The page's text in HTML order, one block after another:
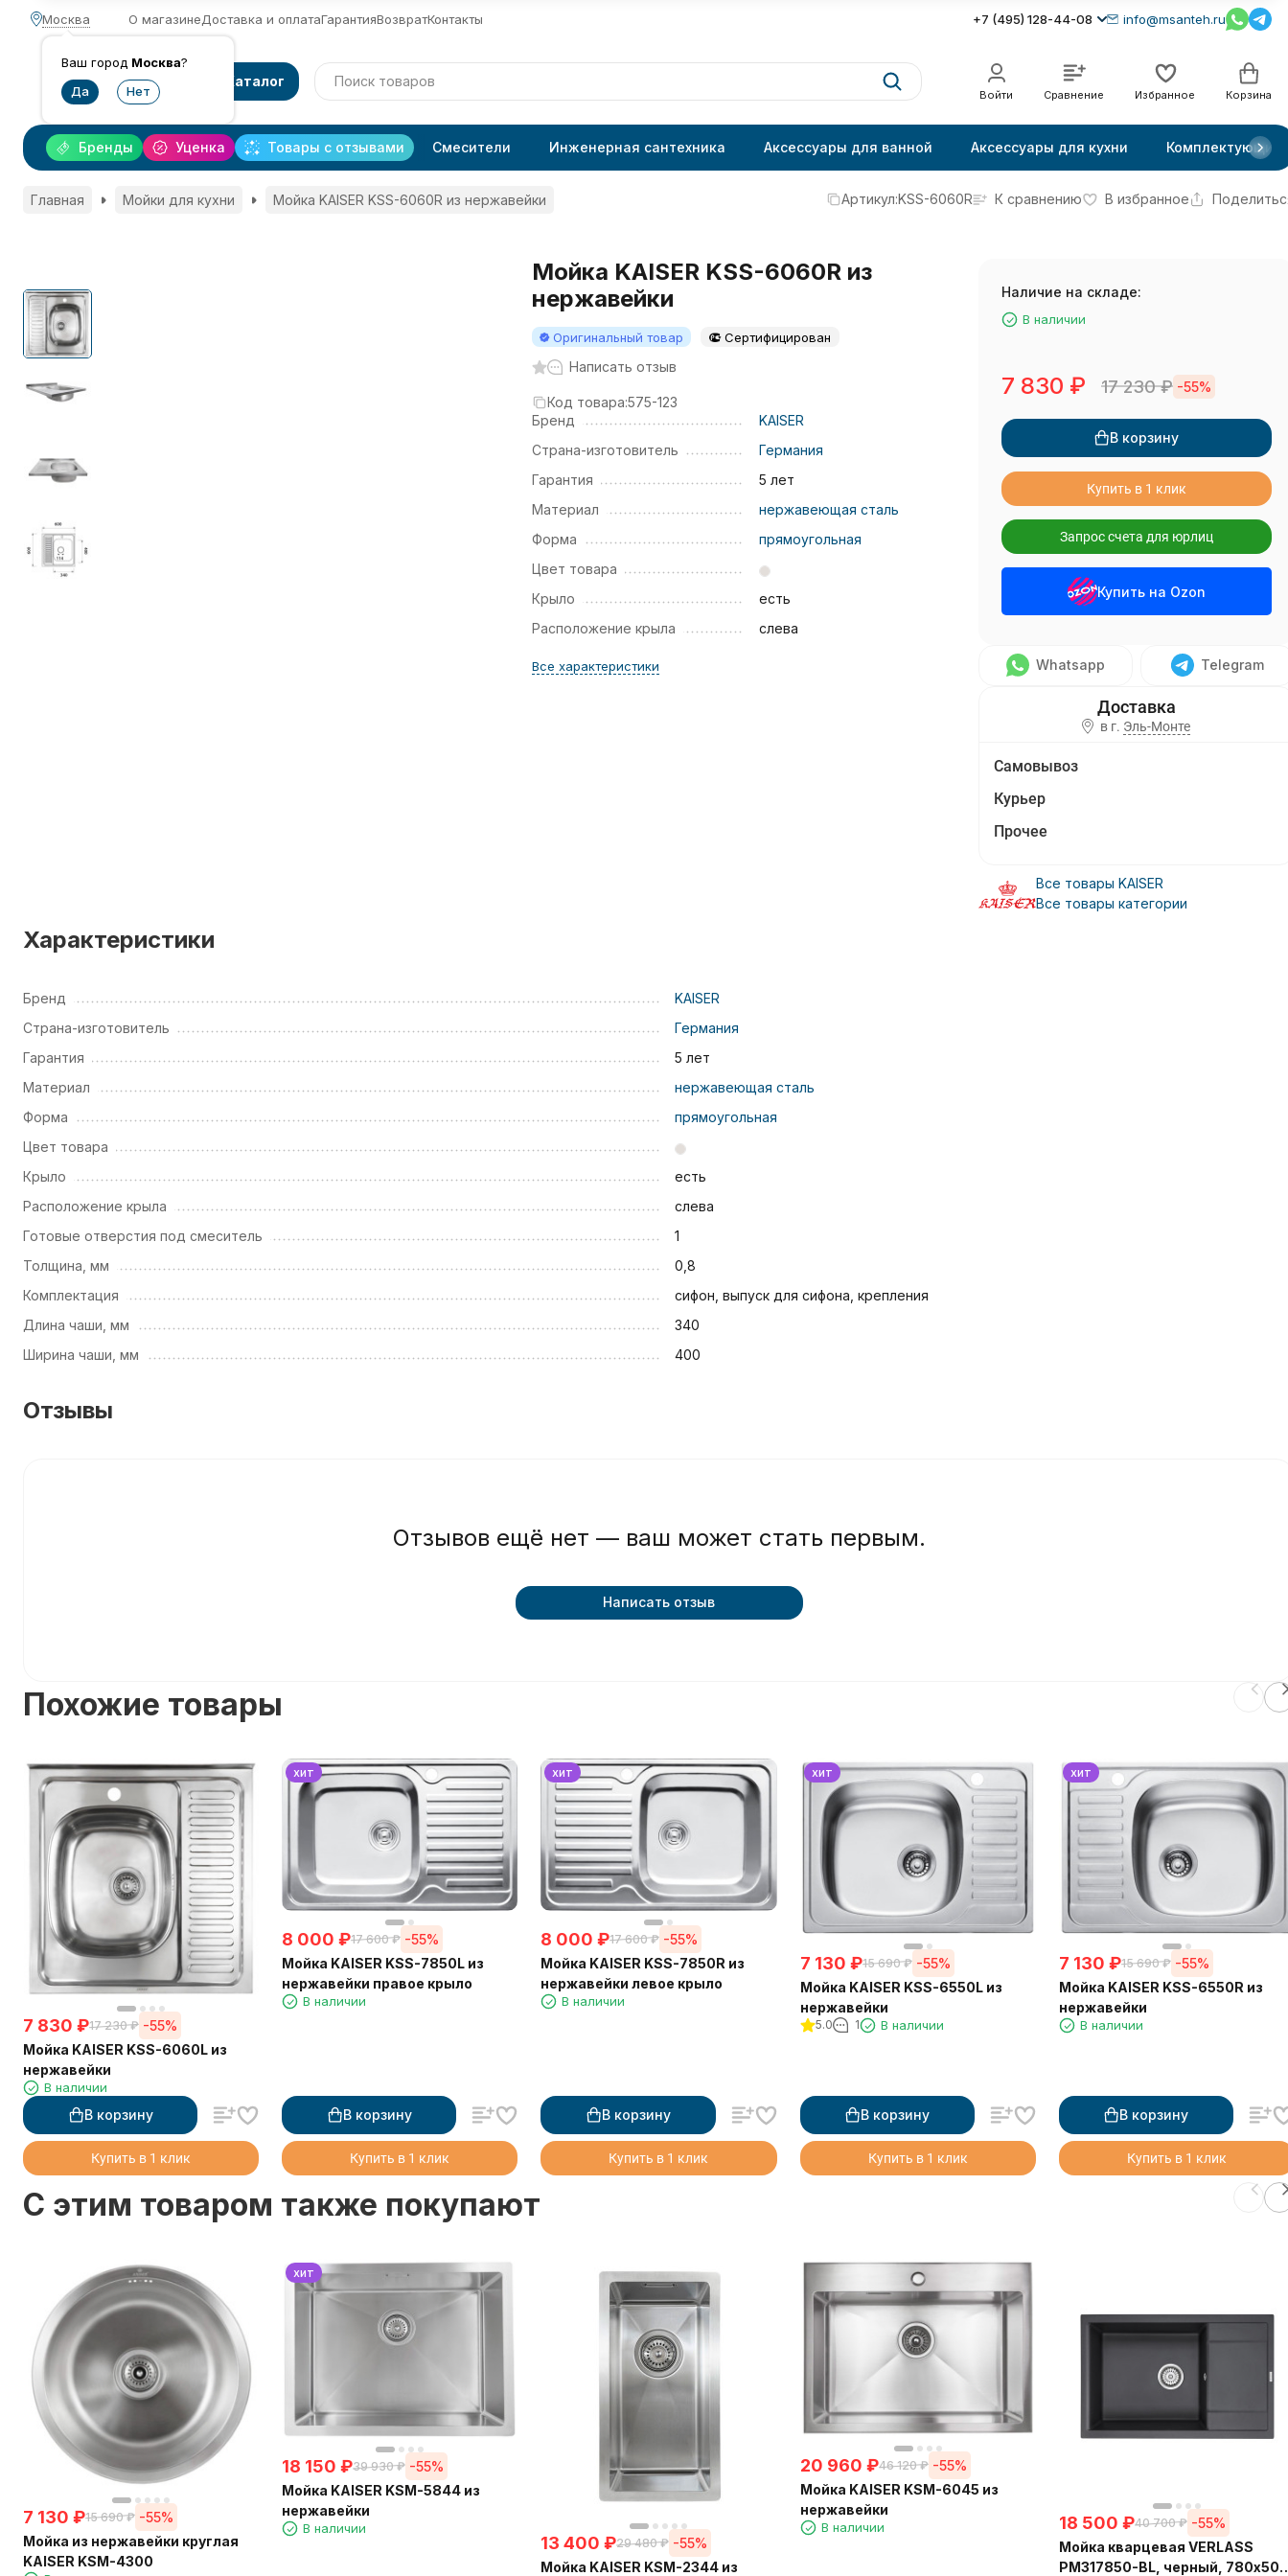
Москва
Ваш город Москва?
О магазинеДоставка и оплатаГарантияВозвратКонтакты +7 (495) 128-44-08 info@msanteh.ru
Каталог
Войти Сравнение Избранное Корзина
Уценка Товары с отзывами
Бренды Смесители Инженерная сантехника Аксессуары для ванной Аксессуары для кухни Комплектующие
Главная Мойки для кухни Мойка KAISER KSS-6060R из нержавейки Артикул:KSS-6060R К сравнению В избранное
Мойка KAISER KSS-6060R из
нержавейки
Оригинальный товар Сертифицирован
Написать отзыв
Код товара:575-123
Бренд
KAISER
Страна-изготовитель
Германия
Гарантия
5 лет
Материал
нержавеющая сталь
Форма
прямоугольная
Цвет товара
Крыло
есть
Расположение крыла
слева
Все характеристики
Наличие на складе:
В наличии
7 830 ₽ 17 230₽ -55%
В корзину
Купить в 1 клик
Запрос счета для юрлиц
Купить на Ozon
Whatsapp Telegram
в г. Эль-Монте
Самовывоз
Курьер
Прочее
Все товары KAISER
Все товары категории
Характеристики
Бренд
KAISER
Страна-изготовитель
Германия
Гарантия
5 лет
Материал
нержавеющая сталь
Форма
прямоугольная
Цвет товара
Крыло
есть
Расположение крыла
слева
Готовые отверстия под смеситель
1
Толщина, мм
0,8
Комплектация
сифон, выпуск для сифона, крепления
Длина чаши, мм
340
Ширина чаши, мм
400
Отзывы
Отзывов ещё нет — ваш может стать первым.
Написать отзыв
Похожие товары
7 830 ₽17 230 ₽ -55%
Мойка KAISER KSS-6060L из
нержавейки
В наличии
В корзину
Купить в 1 клик
хит
8 000 ₽17 600 ₽ -55%
Мойка KAISER KSS-7850L из
нержавейки правое крыло
В наличии
В корзину
Купить в 1 клик
хит
8 000 ₽17 600 ₽ -55%
Мойка KAISER KSS-7850R из
нержавейки левое крыло
В наличии
В корзину
Купить в 1 клик
хит
7 130 ₽15 690 ₽ -55%
Мойка KAISER KSS-6550L из
нержавейки
5.0 1 В наличии
В корзину
Купить в 1 клик
хит
7 130 ₽15 690 ₽ -55%
Мойка KAISER KSS-6550R из
нержавейки
В наличии
В корзину
Купить в 1 клик
C этим товаром также покупают
7 130 ₽15 690 ₽ -55%
Мойка из нержавейки круглая
KAISER KSM-4300
хит
18 150 ₽39 930 ₽ -55%
Мойка KAISER KSM-5844 из
нержавейки
В наличии
13 400 ₽29 480 ₽ -55%
Мойка KAISER KSM-2344 из
20 960 ₽46 120 ₽ -55%
Мойка KAISER KSM-6045 из
нержавейки
В наличии 18 500 ₽40 700 ₽ -55%
Мойка кварцевая VERLASS
PM317850-BL, черный,